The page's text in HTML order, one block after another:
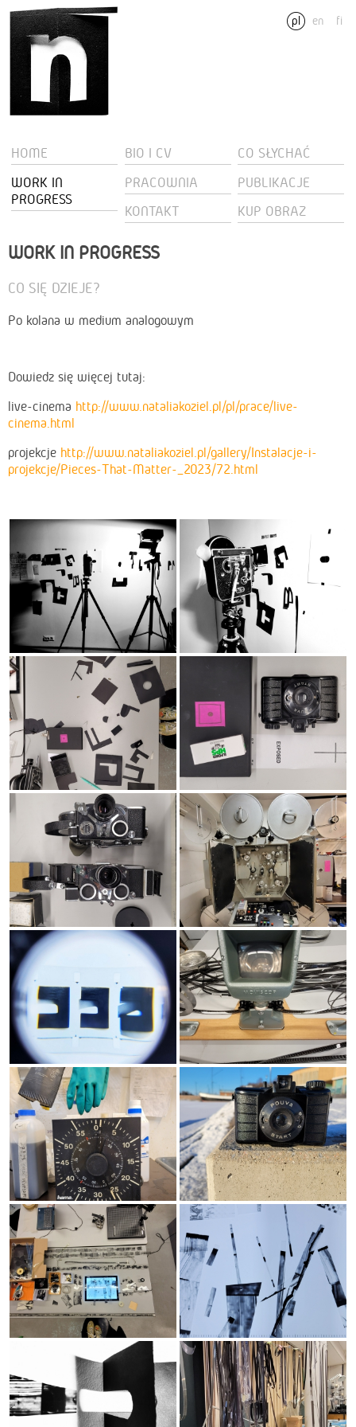
pl en fi
HOME BIO I CV
CO SŁYCHAĆ
WORK IN
PROGRESS
PRACOWNIA
PUBLIKACJE
KONTAKT
KUP OBRAZ
WORK IN PROGRESS
CO SIĘ DZIEJE?
Po kolana w medium analogowym
Dowiedz się więcej tutaj:
live-cinema http://www.nataliakoziel.pl/pl/prace/live-
cinema.html
projekcje http://www.nataliakoziel.pl/gallery/Instalacje-i-
projekcje/Pieces-That-Matter-_2023/72.html